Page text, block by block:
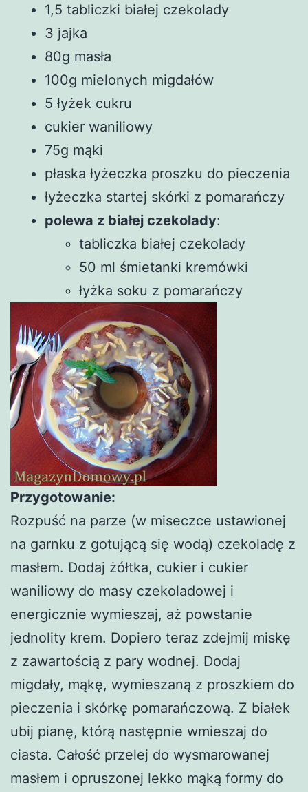
1,5 tabliczki białej czekolady
3 jajka
80g masła
100g mielonych migdałów
5 łyżek cukru
cukier waniliowy
75g mąki
płaska łyżeczka proszku do pieczenia
łyżeczka startej skórki z pomarańczy
polewa z białej czekolady:
tabliczka białej czekolady
50 ml śmietanki kremówki
łyżka soku z pomarańczy
Przygotowanie:
Rozpuść na parze (w miseczce ustawionej
na garnku z gotującą się wodą) czekoladę z
masłem. Dodaj żółtka, cukier i cukier
waniliowy do masy czekoladowej i
energicznie wymieszaj, aż powstanie
jednolity krem. Dopiero teraz zdejmij miskę
z zawartością z pary wodnej. Dodaj
migdały, mąkę, wymieszaną z proszkiem do
pieczenia i skórkę pomarańczową. Z białek
ubij pianę, którą następnie wmieszaj do
ciasta. Całość przelej do wysmarowanej
masłem i opruszonej lekko mąką formy do